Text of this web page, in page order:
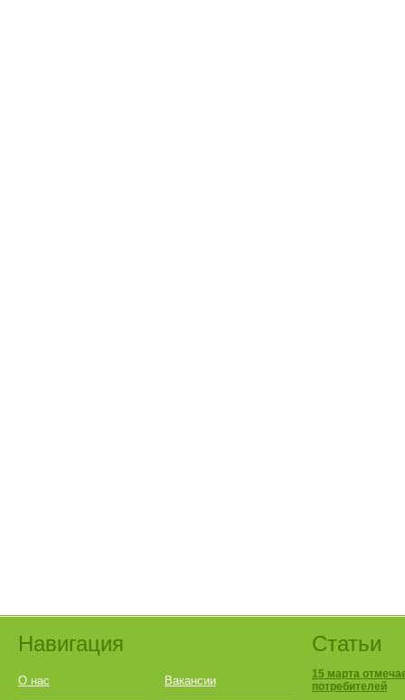
Навигация
О нас Вакансии
Статьи
15 марта
потребителей